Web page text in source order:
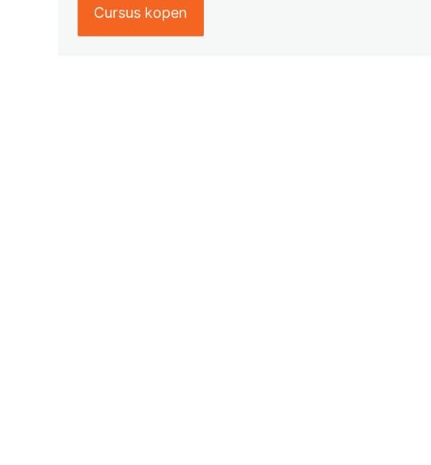
Cursus kopen